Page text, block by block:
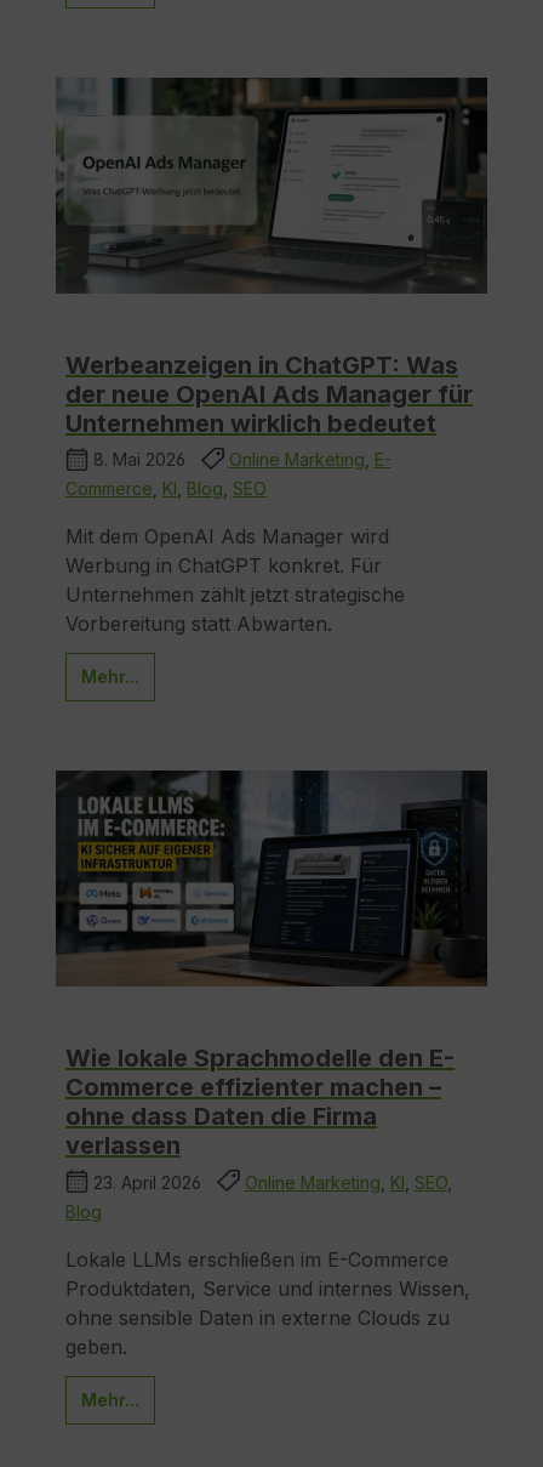
Werbeanzeigen in ChatGPT: Was
der neue OpenAI Ads Manager für
Unternehmen wirklich bedeutet
8. Mai 2026 Online Marketing E-
Commerce KI Blog SEO
Mit dem OpenAI Ads Manager wird
Werbung in ChatGPT konkret. Für
Unternehmen zählt jetzt strategische
Vorbereitung statt Abwarten.
Mehr...
Wie lokale Sprachmodelle den E-
Commerce effizienter machen –
ohne dass Daten die Firma
verlassen
23. April 2026 Online Marketing KI SEO,
Blog
Lokale LLMs erschließen im E-Commerce
Produktdaten, Service und internes Wissen,
ohne sensible Daten in externe Clouds zu
geben.
Mehr...